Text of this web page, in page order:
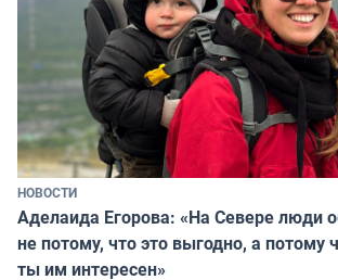
НОВОСТИ
Аделаида Егорова: «На Севере люди
не потому, что это выгодно, а потому
ты им интересен»